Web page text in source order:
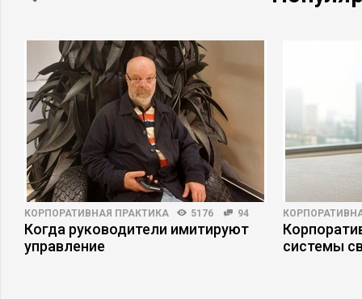
КОРПОРАТИВНАЯ ПРАКТИКА 5176 94
Когда руководители имитируют
управление
системы